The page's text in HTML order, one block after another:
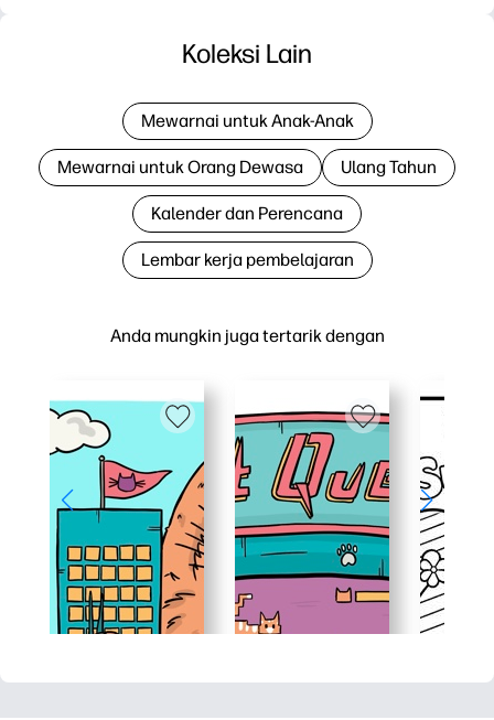
Anda mungkin juga tertarik dengan
Koleksi Lain
Mewarnai untuk Anak-Anak
Mewarnai untuk Orang Dewasa Ulang Tahun
Kalender dan Perencana
Lembar kerja pembelajaran